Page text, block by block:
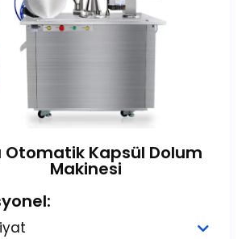
Otomatik Kapsül Dolum
Makinesi